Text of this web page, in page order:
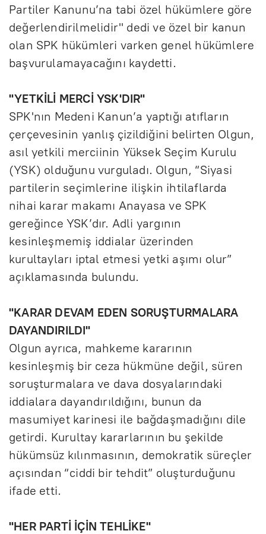
Partiler Kanunu’na tabi özel hükümlere göre
değerlendirilmelidir" dedi ve özel bir kanun
olan SPK hükümleri varken genel hükümlere
başvurulamayacağını kaydetti.
"YETKİLİ MERCİ YSK'DIR"
SPK'nın Medeni Kanun’a yaptığı atıfların
çerçevesinin yanlış çizildiğini belirten Olgun,
asıl yetkili merciinin Yüksek Seçim Kurulu
(YSK) olduğunu vurguladı. Olgun, “Siyasi
partilerin seçimlerine ilişkin ihtilaflarda
nihai karar makamı Anayasa ve SPK
gereğince YSK’dır. Adli yargının
kesinleşmemiş iddialar üzerinden
kurultayları iptal etmesi yetki aşımı olur”
açıklamasında bulundu.
"KARAR DEVAM EDEN SORUŞTURMALARA
DAYANDIRILDI"
Olgun ayrıca, mahkeme kararının
kesinleşmiş bir ceza hükmüne değil, süren
soruşturmalara ve dava dosyalarındaki
iddialara dayandırıldığını, bunun da
masumiyet karinesi ile bağdaşmadığını dile
getirdi. Kurultay kararlarının bu şekilde
hükümsüz kılınmasının, demokratik süreçler
açısından “ciddi bir tehdit” oluşturduğunu
ifade etti.
"HER PARTİ İÇİN TEHLİKE"